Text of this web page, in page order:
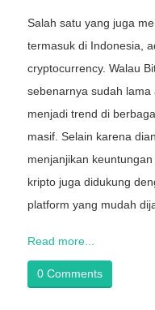
Salah satu yang juga
termasuk di Indonesia,
cryptocurrency. Walau
sebenarnya sudah
menjadi trend di
masif. Selain karena
menjanjikan
kripto juga didukung
platform yang mudah
Read more...
0 Comments